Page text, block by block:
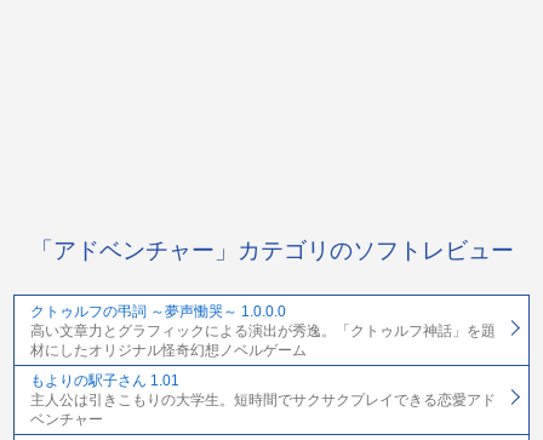
「アドベンチャー」カテゴリのソフトレビュー
クトゥルフの弔詞 ～夢声慟哭～ 1.0.0.0
高い文章力とグラフィックによる演出が秀逸。「クトゥルフ神話」を題
材にしたオリジナル怪奇幻想ノベルゲーム
もよりの駅子さん 1.01
主人公は引きこもりの大学生。短時間でサクサクプレイできる恋愛アド
ベンチャー